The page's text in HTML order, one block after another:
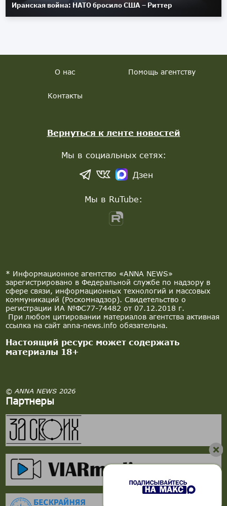
Иранская война: НАТО бросило США – Риттер
* Информационное агентство «ANNA NEWS»
зарегистрировано в Федеральной службе по надзору в
сфере связи, информационных технологий и массовых
коммуникаций (Роскомнадзор). Свидетельство о
регистрации ИА №ФС77-74482 от 07.12.2018 г.
При любом цитировании материалов агентства активная
ссылка на сайт anna-news.info обязательна.
Настоящий ресурс может содержать
материалы 18+
© ANNA NEWS 2026
Партнеры
О нас Помощь агентству
Контакты
Вернуться к ленте новостей
Мы в социальных сетях:
Дзен
Мы в RuTube: